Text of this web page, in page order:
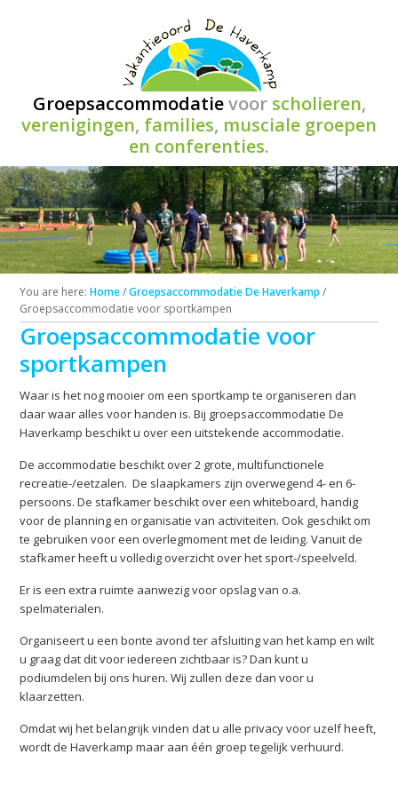
Groepsaccommodatievoor scholieren,
verenigingen, families, musciale groepen
en conferenties.
You are here:Home/Groepsaccommodatie De Haverkamp /
Groepsaccommodatie voor sportkampen
Groepsaccommodatie voor
sportkampen
Waar is het nog mooier om een sportkamp te organiseren dan
daar waar alles voor handen is. Bij groepsaccommodatie De
Haverkamp beschikt u over een uitstekende accommodatie.
De accommodatie beschikt over 2 grote, multifunctionele
recreatie-/eetzalen. De slaapkamers zijn overwegend 4- en 6-
persoons. De stafkamer beschikt over een whiteboard, handig
voor de planning en organisatie van activiteiten. Ook geschikt om
te gebruiken voor een overlegmoment met de leiding. Vanuit de
stafkamer heeft u volledig overzicht over het sport-/speelveld.
Er is een extra ruimte aanwezig voor opslag van o.a.
spelmaterialen.
Organiseert u een bonte avond ter afsluiting van het kamp en wilt
u graag dat dit voor iedereen zichtbaar is? Dan kunt u
podiumdelen bij ons huren. Wij zullen deze dan voor u
klaarzetten.
Omdat wij het belangrijk vinden dat u alle privacy voor uzelf heeft,
wordt de Haverkamp maar aan één groep tegelijk verhuurd.